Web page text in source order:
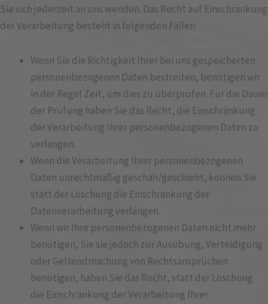
Sie sich jederzeit an uns wenden. Das Recht auf Einschränkung
der Verarbeitung besteht in folgenden Fällen:
Wenn Sie die Richtigkeit Ihrer bei uns gespeicherten
personenbezogenen Daten bestreiten, benötigen wir
in der Regel Zeit, um dies zu überprüfen. Für die Dauer
der Prüfung haben Sie das Recht, die Einschränkung
der Verarbeitung Ihrer personenbezogenen Daten zu
verlangen.
Wenn die Verarbeitung Ihrer personenbezogenen
Daten unrechtmäßig geschah/geschieht, können Sie
statt der Löschung die Einschränkung der
Datenverarbeitung verlangen.
Wenn wir Ihre personenbezogenen Daten nicht mehr
benötigen, Sie sie jedoch zur Ausübung, Verteidigung
oder Geltendmachung von Rechtsansprüchen
benötigen, haben Sie das Recht, statt der Löschung
die Einschränkung der Verarbeitung Ihrer